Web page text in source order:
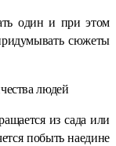
один и при этом
сюжеты
людей
из сада или
побыть наедине